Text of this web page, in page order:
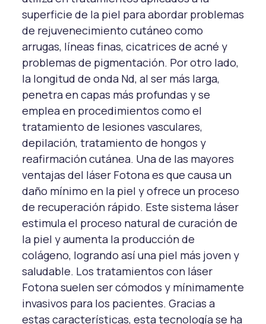
superficie de la piel para abordar problemas
de rejuvenecimiento cutáneo como
arrugas, líneas finas, cicatrices de acné y
problemas de pigmentación. Por otro lado,
la longitud de onda Nd, al ser más larga,
penetra en capas más profundas y se
emplea en procedimientos como el
tratamiento de lesiones vasculares,
depilación, tratamiento de hongos y
reafirmación cutánea. Una de las mayores
ventajas del láser Fotona es que causa un
daño mínimo en la piel y ofrece un proceso
de recuperación rápido. Este sistema láser
estimula el proceso natural de curación de
la piel y aumenta la producción de
colágeno, logrando así una piel más joven y
saludable. Los tratamientos con láser
Fotona suelen ser cómodos y mínimamente
invasivos para los pacientes. Gracias a
estas características, esta tecnología se ha